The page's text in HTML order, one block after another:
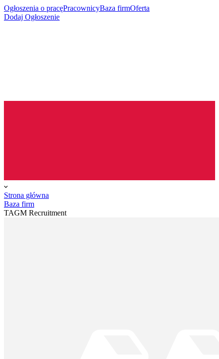
Ogłoszenia o pracęPracownicyBaza firmOferta
Dodaj Ogłoszenie
Strona główna
Baza firm
TAGM Recruitment